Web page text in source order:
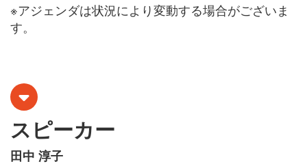
※アジェンダは状況により変動する場合がございま
す。
スピーカー
田中 淳子